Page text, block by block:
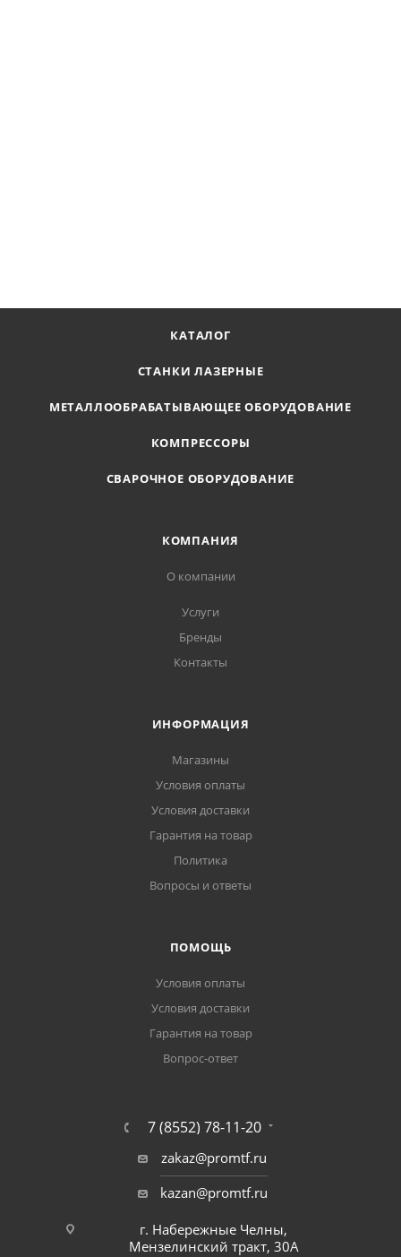
КАТАЛОГ
СТАНКИ ЛАЗЕРНЫЕ
МЕТАЛЛООБРАБАТЫВАЮЩЕЕ ОБОРУДОВАНИЕ
КОМПРЕССОРЫ
СВАРОЧНОЕ ОБОРУДОВАНИЕ
КОМПАНИЯ
О компании
Услуги
Бренды
Контакты
ИНФОРМАЦИЯ
Магазины
Условия оплаты
Условия доставки
Гарантия на товар
Политика
Вопросы и ответы
ПОМОЩЬ
Условия оплаты
Условия доставки
Гарантия на товар
Вопрос-ответ
7 (8552) 78-11-20
zakaz@promtf.ru
kazan@promtf.ru
г. Набережные Челны,
Мензелинский тракт, 30А